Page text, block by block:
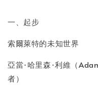
一、起步
索爾萊特的未知世界
亞當·哈里森·利維（
者）